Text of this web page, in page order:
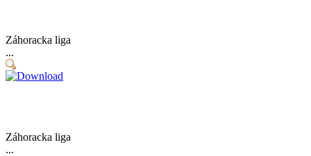
Záhoracka liga
...
Záhoracka liga
...